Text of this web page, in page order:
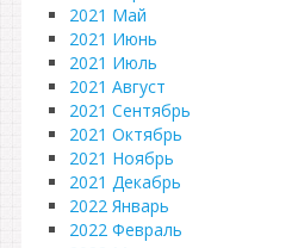
2021 Май
2021 Июнь
2021 Июль
2021 Август
2021 Сентябрь
2021 Октябрь
2021 Ноябрь
2021 Декабрь
2022 Январь
2022 Февраль